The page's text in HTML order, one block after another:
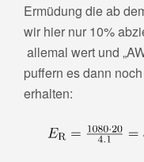
Ermüdung die ab
wir hier nur 10%
allemal wert und
puffern es dann
erhalten: